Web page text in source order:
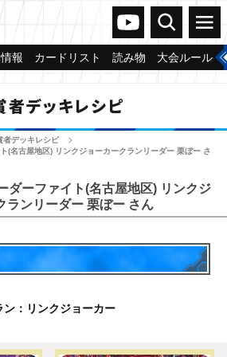
ヴァンガードch
検索 メニュー
報 カードリスト 読み物 大会ルール
者デッキレシピ
者デッキレシピ
(名古屋地区) リンクジョーカークランリーダー 栗ぼー さ
ダーファイト(名古屋地区) リンクジ
ランリーダー 栗ぼー さん
ン：リンクジョーカー